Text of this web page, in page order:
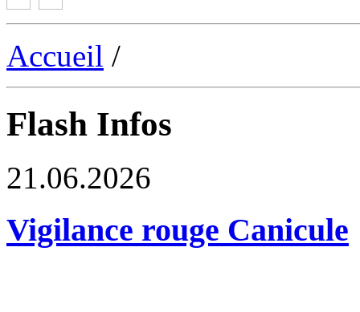
Accueil /
Flash Infos
21.06.2026
Vigilance rouge Canicule